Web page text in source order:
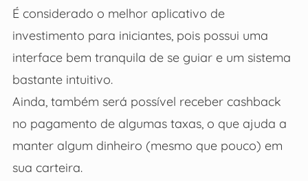
É considerado o melhor aplicativo de
investimento para iniciantes, pois possui uma
interface bem tranquila de se guiar e um sistema
bastante intuitivo.
Ainda, também será possível receber cashback
no pagamento de algumas taxas, o que ajuda a
manter algum dinheiro (mesmo que pouco) em
sua carteira.